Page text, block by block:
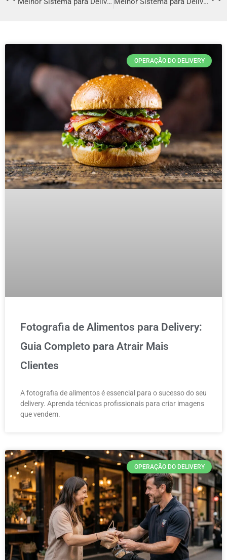
OPERAÇÃO DO DELIVERY
Fotografia de Alimentos para Delivery:
Guia Completo para Atrair Mais
Clientes
A fotografia de alimentos é essencial para o sucesso do seu
delivery. Aprenda técnicas profissionais para criar imagens
que vendem.
OPERAÇÃO DO DELIVERY